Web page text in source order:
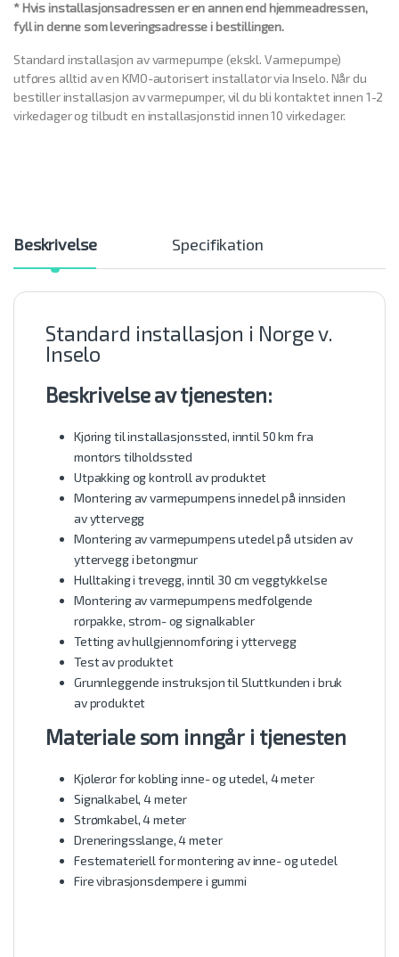
* Hvis installasjonsadressen er en annen end hjemmeadressen,
fyll in denne som leveringsadresse i bestillingen.
Standard installasjon av varmepumpe (ekskl. Varmepumpe)
utføres alltid av en KMO-autorisert installatør via Inselo. Når du
bestiller installasjon av varmepumper, vil du bli kontaktet innen 1-2
virkedager og tilbudt en installasjonstid innen 10 virkedager.
Beskrivelse Specifikation
Standard installasjon i Norge v.
Inselo
Beskrivelse av tjenesten:
Kjøring til installasjonssted, inntil 50 km fra
montørs tilholdssted
Utpakking og kontroll av produktet
Montering av varmepumpens innedel på innsiden
av yttervegg
Montering av varmepumpens utedel på utsiden av
yttervegg i betongmur
Hulltaking i trevegg, inntil 30 cm veggtykkelse
Montering av varmepumpens medfølgende
rørpakke, strøm- og signalkabler
Tetting av hullgjennomføring i yttervegg
Test av produktet
Grunnleggende instruksjon til Sluttkunden i bruk
av produktet
Materiale som inngår i tjenesten
Kjølerør for kobling inne- og utedel, 4 meter
Signalkabel, 4 meter
Strømkabel, 4 meter
Dreneringsslange, 4 meter
Festemateriell for montering av inne- og utedel
Fire vibrasjonsdempere i gummi